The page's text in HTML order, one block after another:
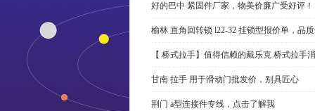
好的巴中 紧固件厂家，物美价廉广受好评！
榆林 直角回转锁 l22-32 挂锁型报价单，品
【 桥式拉手】值得信赖的戴乐克 桥式拉手
甘南 拉手 用于滑动门批发价，别具匠心
荆门 a型连接件专线，点击了解我